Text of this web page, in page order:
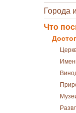
Города
Что